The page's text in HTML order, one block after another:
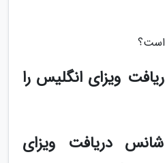
است؟
ویزای انگلیس را
دریافت ویزای